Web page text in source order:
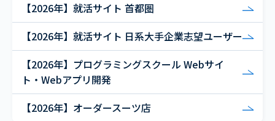
【2026年】就活サイト 首都圏
【2026年】就活サイト 日系大手企業志望ユーザー
【2026年】プログラミングスクール Webサイ
ト・Webアプリ開発
【2026年】オーダースーツ店